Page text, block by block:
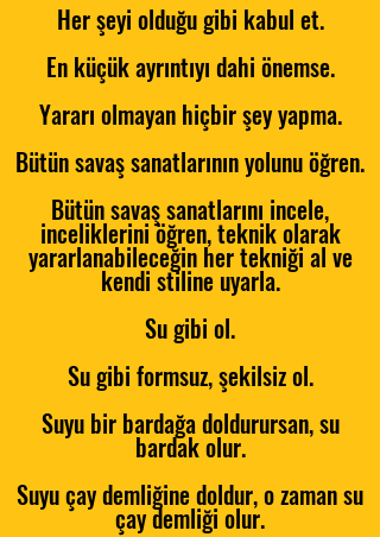
Her şeyi olduğu gibi kabul et.
En küçük ayrıntıyı dahi önemse.
Yararı olmayan hiçbir şey yapma.
Bütün savaş sanatlarının yolunu öğren.
Bütün savaş sanatlarını incele,
inceliklerini öğren, teknik olarak
yararlanabileceğin her tekniği al ve
kendi stiline uyarla.
Su gibi ol.
Su gibi formsuz, şekilsiz ol.
Suyu bir bardağa doldurursan, su
bardak olur.
Suyu çay demliğine doldur, o zaman su
çay demliği olur.